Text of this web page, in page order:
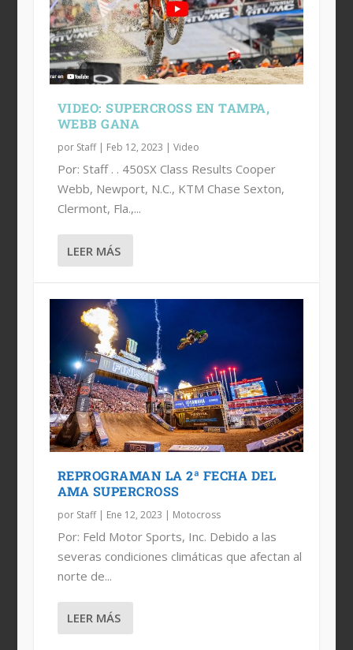
VIDEO: SUPERCROSS EN TAMPA,
WEBB GANA
por Staff| Feb 12, 2023 | Video
Por: Staff . . 450SX Class Results Cooper
Webb, Newport, N.C., KTM Chase Sexton,
Clermont, Fla.,...
LEER MÁS
REPROGRAMAN LA 2ª FECHA DEL
AMA SUPERCROSS
por Staff| Ene 12, 2023 | Motocross
Por: Feld Motor Sports, Inc. Debido a las
severas condiciones climáticas que afectan al
norte de...
LEER MÁS